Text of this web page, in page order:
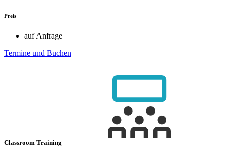
Preis
auf Anfrage
Termine und Buchen
Classroom Training